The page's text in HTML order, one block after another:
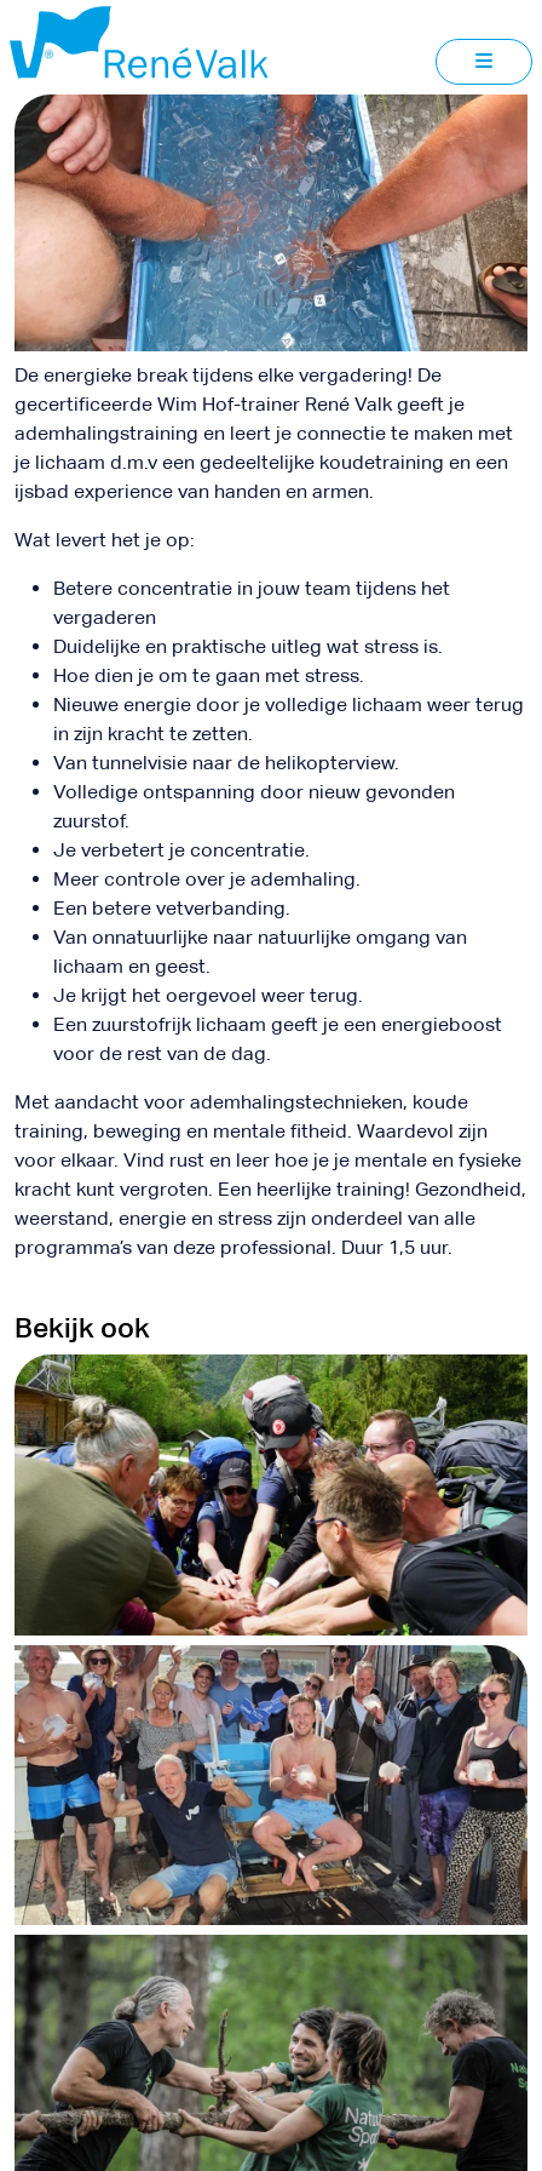
EXPERIENCE
BURGERBRUG
De energieke break tijdens elke vergadering! De
gecertificeerde Wim Hof-trainer René Valk geeft je
ademhalingstraining en leert je connectie te maken met
je lichaam d.m.v een gedeeltelijke koudetraining en een
ijsbad experience van handen en armen.
Wat levert het je op:
Betere concentratie in jouw team tijdens het
vergaderen
Duidelijke en praktische uitleg wat stress is.
Hoe dien je om te gaan met stress.
Nieuwe energie door je volledige lichaam weer terug
in zijn kracht te zetten.
Van tunnelvisie naar de helikopterview.
Volledige ontspanning door nieuw gevonden
zuurstof.
Je verbetert je concentratie.
Meer controle over je ademhaling.
Een betere vetverbanding.
Van onnatuurlijke naar natuurlijke omgang van
lichaam en geest.
Je krijgt het oergevoel weer terug.
Een zuurstofrijk lichaam geeft je een energieboost
voor de rest van de dag.
Met aandacht voor ademhalingstechnieken, koude
training, beweging en mentale fitheid. Waardevol zijn
voor elkaar. Vind rust en leer hoe je je mentale en fysieke
kracht kunt vergroten. Een heerlijke training! Gezondheid,
weerstand, energie en stress zijn onderdeel van alle
programma’s van deze professional. Duur 1,5 uur.
Bekijk ook